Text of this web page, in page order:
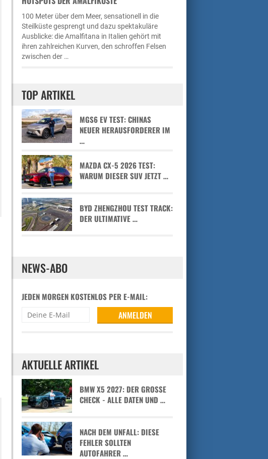
100 Meter über dem Meer, sensationell in die
Steilküste gesprengt und dazu spektakuläre
Ausblicke: die Amalfitana in Italien gehört mit
ihren zahlreichen Kurven, den schroffen Felsen
zwischen der …
TOP ARTIKEL
MGS6 EV TEST: CHINAS
NEUER HERAUSFORDERER IM
…
MAZDA CX-5 2026 TEST:
WARUM DIESER SUV JETZT …
BYD ZHENGZHOU TEST TRACK:
DER ULTIMATIVE …
NEWS-ABO
JEDEN MORGEN KOSTENLOS PER E-MAIL:
AKTUELLE ARTIKEL
BMW X5 2027: DER GROSSE C
HECK - ALLE DATEN UND …
NACH DEM UNFALL: DIESE
FEHLER SOLLTEN
AUTOFAHRER …